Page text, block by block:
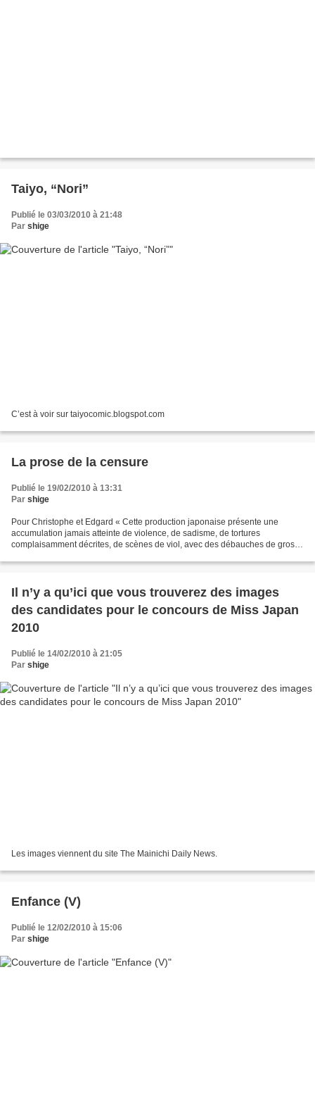
Taiyo, “Nori”
Publié le 03/03/2010 à 21:48
Par shige
C’est à voir sur taiyocomic.blogspot.com
La prose de la censure
Publié le 19/02/2010 à 13:31
Par shige
Pour Christophe et Edgard « Cette production japonaise présente une
accumulation jamais atteinte de violence, de sadisme, de tortures
complaisamment décrites, de scènes de viol, avec des débauches de gros
Il n’y a qu’ici que vous trouverez des images
des candidates pour le concours de Miss Japan
2010
Publié le 14/02/2010 à 21:05
Par shige
Les images viennent du site The Mainichi Daily News.
Enfance (V)
Publié le 12/02/2010 à 15:06
Par shige